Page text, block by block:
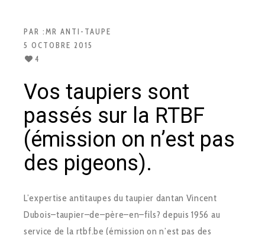
PAR :MR ANTI-TAUPE
5 OCTOBRE 2015
4
Vos taupiers sont
passés sur la RTBF
(émission on n’est pas
des pigeons).
L’expertise anti­taupes du taupier dantan Vincent
Dubois–taupier–de–père–en–fils? depuis 1956 au
service de la rtbf.be (émission on n’est pas des